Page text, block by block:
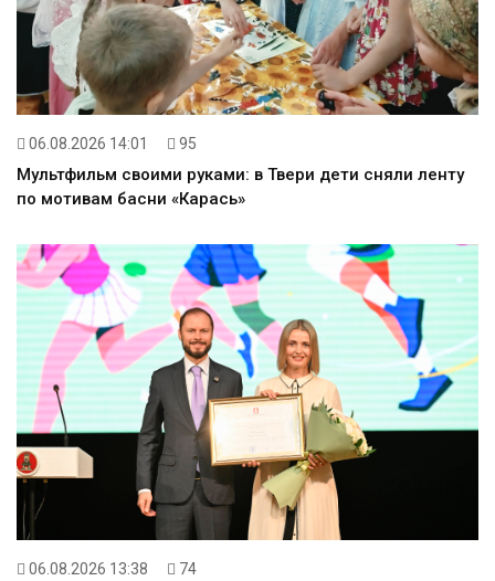
06.08.2026 14:01 95
Мультфильм своими руками: в Твери дети сняли ленту
по мотивам басни «Карась»
06.08.2026 13:38 74